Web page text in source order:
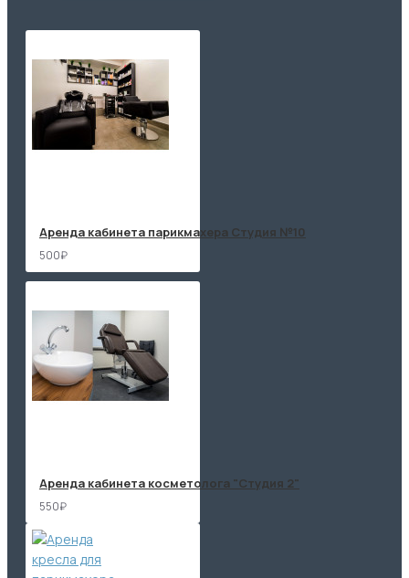
Аренда кабинета парикмахера Студия №10
500₽
Аренда кабинета косметолога "Студия 2"
550₽